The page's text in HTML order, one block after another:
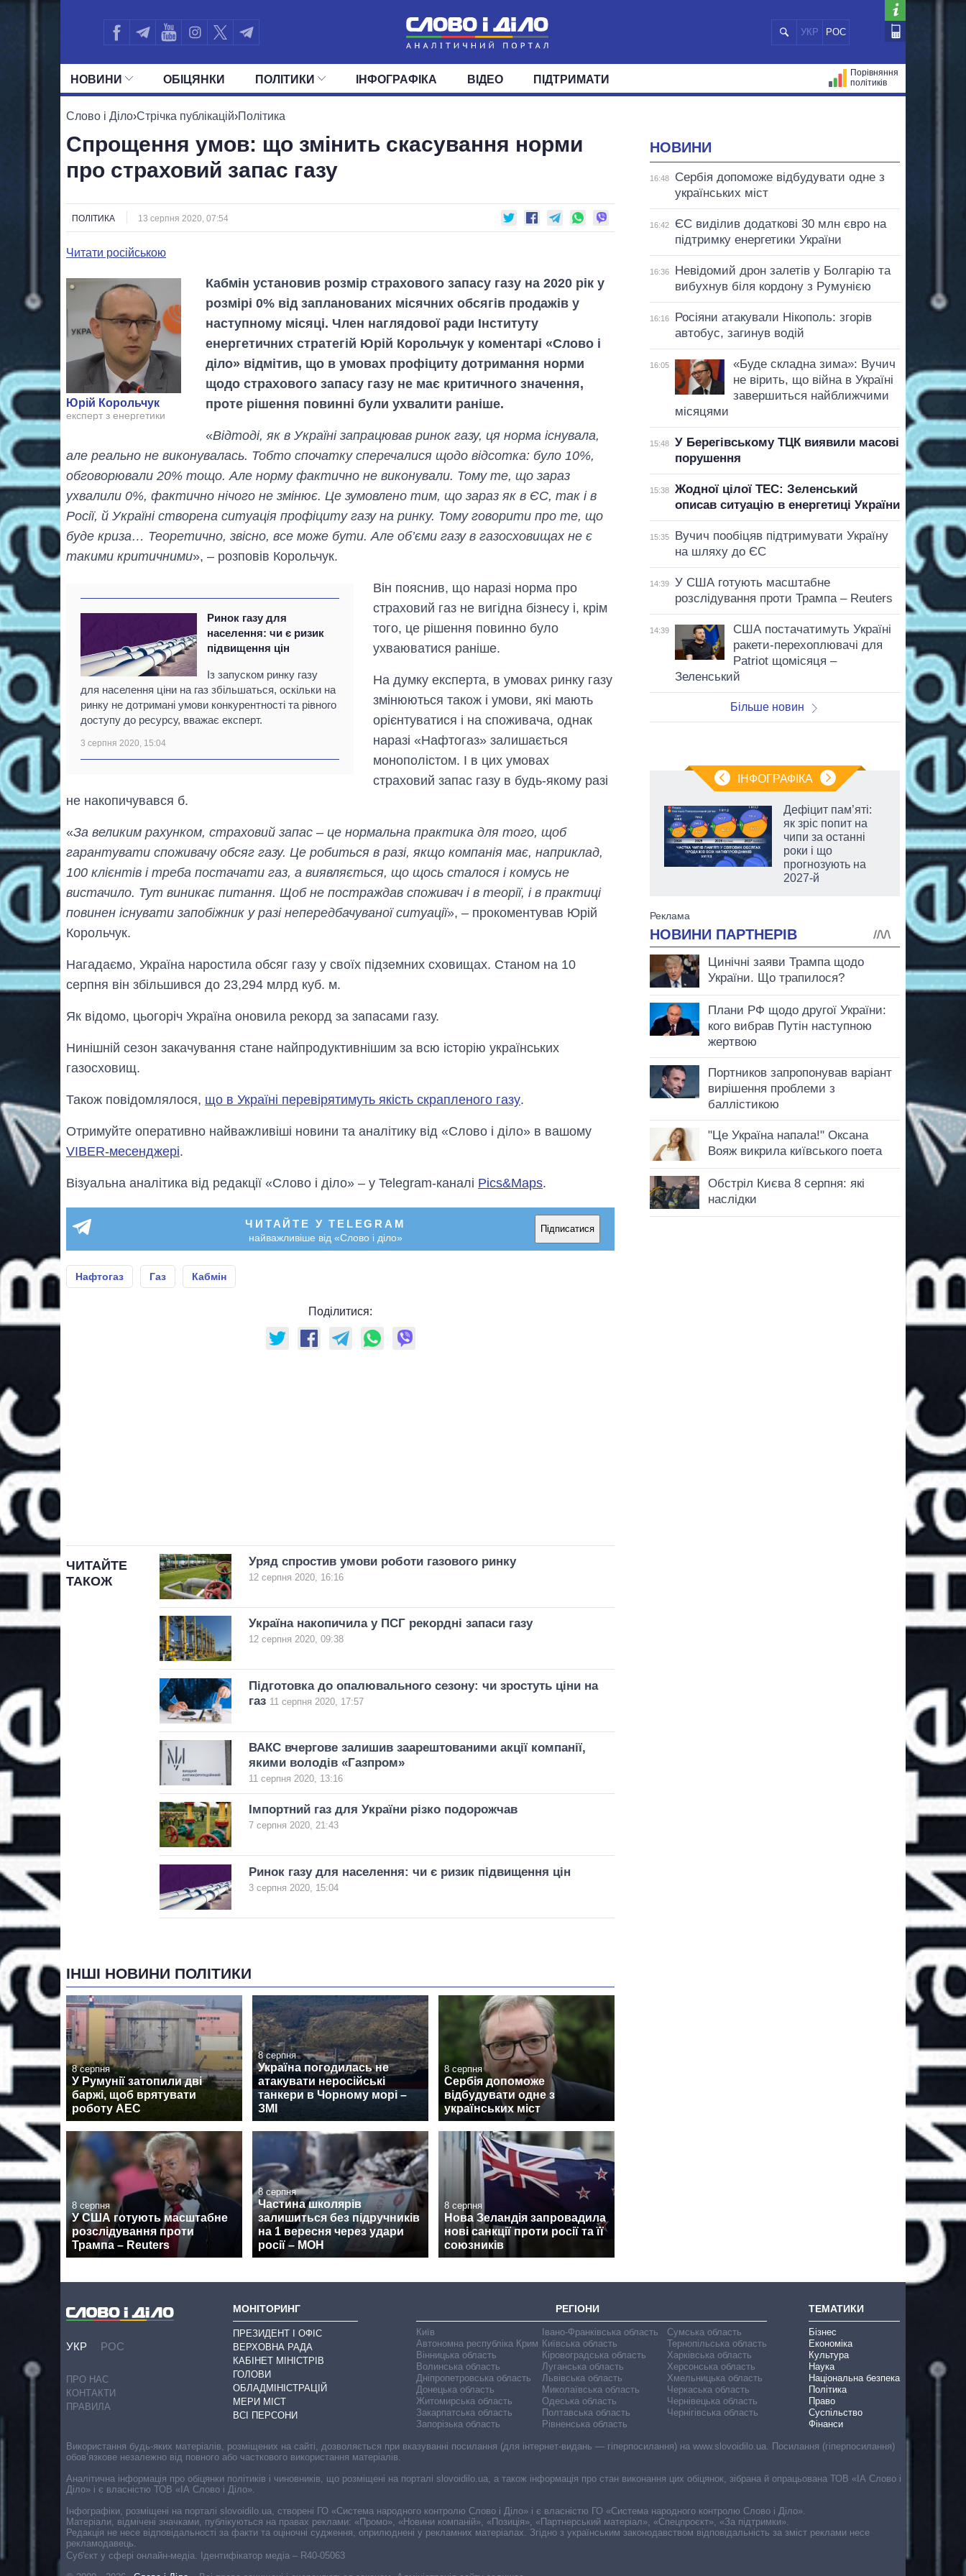
УКР РОС
НОВИНИ
ПОЛІТИКА ЕКОНОМІКА СУСПІЛЬСТВО СВІТ
ОБIЦЯНКИ ПОЛIТИКИ
УСІ ПОЛІТИКИ ПРЕЗИДЕНТ І ОФІС
ДЕПУТАТИ КОМІТЕТИ ФРАКЦІЇ ОКРУГИ
ІНФОГРАФІКА ВІДЕО ПІДТРИМАТИ
Порівняння
політиків
Слово і Діло›Стрічка публікацій›Політика
Спрощення умов: що змінить скасування норми
про страховий запас газу
ПОЛІТИКА 13 серпня 2020, 07:54
Читати російською
Юрій Корольчук
експерт з енергетики
Кабмін установив розмір страхового запасу газу на 2020 рік у
розмірі 0% від запланованих місячних обсягів продажів у
наступному місяці. Член наглядової ради Інституту
енергетичних стратегій Юрій Корольчук у коментарі «Слово і
діло» відмітив, що в умовах профіциту дотримання норми
щодо страхового запасу газу не має критичного значення,
проте рішення повинні були ухвалити раніше.
«Відтоді, як в Україні запрацював ринок газу, ця норма існувала,
але реально не виконувалась. Тобто спочатку сперечалися щодо відсотка: було 10%,
обговорювали 20% тощо. Але норму фактично не виконували. Тому те, що зараз
ухвалили 0%, фактично нічого не змінює. Це зумовлено тим, що зараз як в ЄС, так і в
Росії, й Україні створена ситуація профіциту газу на ринку. Тому говорити про те, що
буде криза… Теоретично, звісно, все може бути. Але об’єми газу в газосховищах не є
такими критичними», – розповів Корольчук.
Ринок газу для
населення: чи є ризик
підвищення цін
Із запуском ринку газу
для населення ціни на газ збільшаться, оскільки на
ринку не дотримані умови конкурентності та рівного
доступу до ресурсу, вважає експерт.
3 серпня 2020, 15:04
Він пояснив, що наразі норма про
страховий газ не вигідна бізнесу і, крім
того, це рішення повинно було
ухваюватися раніше.
На думку експерта, в умовах ринку газу
змінюються також і умови, які мають
орієнтуватися і на споживача, однак
наразі «Нафтогаз» залишається
монополістом. І в цих умовах
страховий запас газу в будь-якому разі
не накопичувався б.
«За великим рахунком, страховий запас – це нормальна практика для того, щоб
гарантувати споживачу обсяг газу. Це робиться в разі, якщо компанія має, наприклад,
100 клієнтів і треба постачати газ, а виявляється, що щось сталося і комусь не
вистачило. Тут виникає питання. Щоб не постраждав споживач і в теорії, і в практиці
повинен існувати запобіжник у разі непередбачуваної ситуації», – прокоментував Юрій
Корольчук.
Нагадаємо, Україна наростила обсяг газу у своїх підземних сховищах. Станом на 10
серпня він збільшився до 23,294 млрд куб. м.
Як відомо, цьогоріч Україна оновила рекорд за запасами газу.
Нинішній сезон закачування стане найпродуктивнішим за всю історію українських
газосховищ.
Також повідомлялося, що в Україні перевірятимуть якість скрапленого газу.
Отримуйте оперативно найважливіші новини та аналітику від «Слово і діло» в вашому
VIBER-месенджері.
Візуальна аналітика від редакції «Слово і діло» – у Telegram-каналі Pics&Maps.
ЧИТАЙТЕ У TELEGRAM
найважливіше від «Слово і діло»
Підписатися
Нафтогаз Газ Кабмін
Поділитися:
ЧИТАЙТЕ
ТАКОЖ
Уряд спростив умови роботи газового ринку
12 серпня 2020, 16:16
Україна накопичила у ПСГ рекордні запаси газу
12 серпня 2020, 09:38
Підготовка до опалювального сезону: чи зростуть ціни на
газ 11 серпня 2020, 17:57
ВАКС вчергове залишив заарештованими акції компанії,
якими володів «Газпром»
11 серпня 2020, 13:16
Імпортний газ для України різко подорожчав
7 серпня 2020, 21:43
Ринок газу для населення: чи є ризик підвищення цін
3 серпня 2020, 15:04
ІНШІ НОВИНИ ПОЛІТИКИ
8 серпня
У Румунії затопили дві
баржі, щоб врятувати
роботу АЕС
8 серпня
Україна погодилась не
атакувати неросійські
танкери в Чорному морі –
ЗМІ
8 серпня
Сербія допоможе
відбудувати одне з
українських міст
8 серпня
У США готують масштабне
розслідування проти
Трампа – Reuters
8 серпня
Частина школярів
залишиться без підручників
на 1 вересня через удари
росії – МОН
8 серпня
Нова Зеландія запровадила
нові санкції проти росії та її
союзників
НОВИНИ
16:48
Сербія допоможе відбудувати одне з
українських міст
16:42
ЄС виділив додаткові 30 млн євро на
підтримку енергетики України
16:36
Невідомий дрон залетів у Болгарію та
вибухнув біля кордону з Румунією
16:16
Росіяни атакували Нікополь: згорів
автобус, загинув водій
16:05
«Буде складна зима»: Вучич
не вірить, що війна в Україні
завершиться найближчими
місяцями
15:48
У Берегівському ТЦК виявили масові
порушення
15:38
Жодної цілої ТЕС: Зеленський
описав ситуацію в енергетиці України
15:35
Вучич пообіцяв підтримувати Україну
на шляху до ЄС
14:39
У США готують масштабне
розслідування проти Трампа – Reuters
14:39
США постачатимуть Україні
ракети-перехоплювачі для
Patriot щомісяця –
Зеленський
Більше новин
ІНФОГРАФІКА
Україні до і під час
великої війни
Дефіцит пам’яті:
як зріс попит на
чипи за останні
роки і що
прогнозують на
2027-й
УКР РОС
ПРО НАС
КОНТАКТИ
ПРАВИЛА
МОНІТОРИНГ
ПРЕЗИДЕНТ І ОФІС
ВЕРХОВНА РАДА
КАБІНЕТ МІНІСТРІВ
ГОЛОВИ
ОБЛАДМІНІСТРАЦІЙ
МЕРИ МІСТ
ВСІ ПЕРСОНИ
РЕГІОНИ
Київ
Автономна республіка Крим
Вінницька область
Волинська область
Дніпропетровська область
Донецька область
Житомирська область
Закарпатська область
Запорізька область
Івано-Франківська область
Київська область
Кіровоградська область
Луганська область
Львівська область
Миколаївська область
Одеська область
Полтавська область
Рівненська область
Сумська область
Тернопільська область
Харківська область
Херсонська область
Хмельницька область
Черкаська область
Чернівецька область
Чернігівська область
ТЕМАТИКИ
Бізнес
Економіка
Культура
Наука
Національна безпека
Політика
Право
Суспільство
Фінанси
Cуб'єкт у сфері онлайн-медіа. Ідентифікатор медіа – R40-05063
Використання будь-яких матеріалів, розміщених на сайті, дозволяється при вказуванні посилання (для інтернет-видань — гіперпосилання) на www.slovoidilo.ua. Посилання (гіперпосилання)
обов’язкове незалежно від повного або часткового використання матеріалів.
Аналітична інформація про обіцянки політиків і чиновників, що розміщені на порталі slovoidilo.ua, а також інформація про стан виконання цих обіцянок, зібрана й опрацьована ТОВ «ІА Слово і
Діло» і є власністю ТОВ «ІА Слово і Діло».
Інфографіки, розміщені на порталі slovoidilo.ua, створені ГО «Система народного контролю Слово і Діло» і є власністю ГО «Система народного контролю Слово і Діло».
Матеріали, відмічені значками, публікуються на правах реклами: «Промо», «Новини компаній», «Позиція», «Партнерський матеріал», «Спецпроєкт», «За підтримки».
Редакція не несе відповідальності за факти та оціночні судження, оприлюднені у рекламних матеріалах. Згідно з українським законодавством відповідальність за зміст реклами несе
рекламодавець.